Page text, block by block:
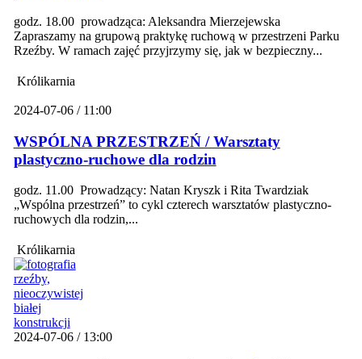
godz. 18.00 prowadząca: Aleksandra Mierzejewska
Zapraszamy na grupową praktykę ruchową w przestrzeni Parku
Rzeźby. W ramach zajęć przyjrzymy się, jak w bezpieczny...
Królikarnia
2024-07-06 / 11:00
WSPÓLNA PRZESTRZEŃ / Warsztaty
plastyczno-ruchowe dla rodzin
godz. 11.00 Prowadzący: Natan Kryszk i Rita Twardziak
„Wspólna przestrzeń” to cykl czterech warsztatów plastyczno-
ruchowych dla rodzin,...
Królikarnia
2024-07-06 / 13:00